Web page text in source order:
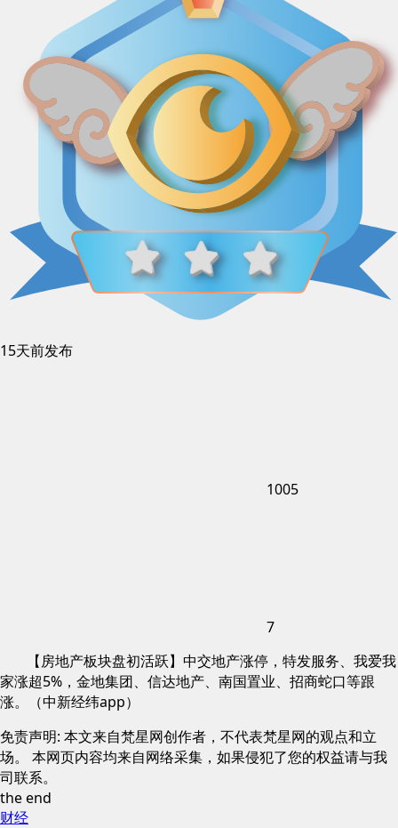
15天前发布
1005
7
【房地产板块盘初活跃】中交地产涨停，特发服务、我爱我
家涨超5%，金地集团、信达地产、南国置业、招商蛇口等跟
涨。（中新经纬app）
免责声明: 本文来自梵星网创作者，不代表梵星网的观点和立
场。 本网页内容均来自网络采集，如果侵犯了您的权益请与我
司联系。
the end
财经